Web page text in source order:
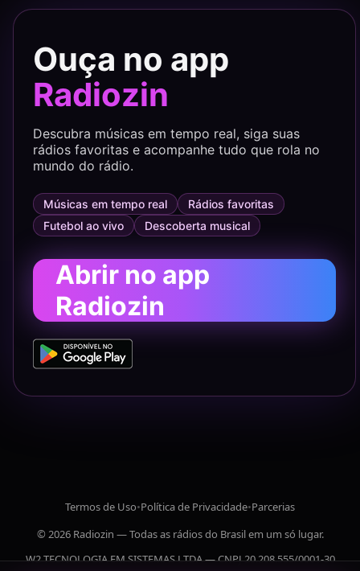
Ouça no app
Radiozin
Descubra músicas em tempo real, siga suas
rádios favoritas e acompanhe tudo que rola no
mundo do rádio.
Músicas em tempo real
Rádios favoritas
Futebol ao vivo
Descoberta musical
Abrir no app
Radiozin
Termos de Uso•Política de Privacidade•Parcerias
© 2026 Radiozin — Todas as rádios do Brasil em um só lugar.
W2 TECNOLOGIA EM SISTEMAS LTDA — CNPJ 20.208.555/0001-30